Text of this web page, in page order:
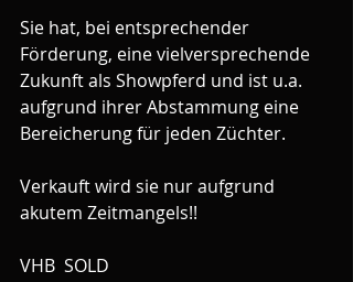
Sie hat, bei entsprechender
Förderung, eine vielversprechende
Zukunft als Showpferd und ist u.a.
aufgrund ihrer Abstammung eine
Bereicherung für jeden Züchter.
Verkauft wird sie nur aufgrund
akutem Zeitmangels!!
VHB  SOLD